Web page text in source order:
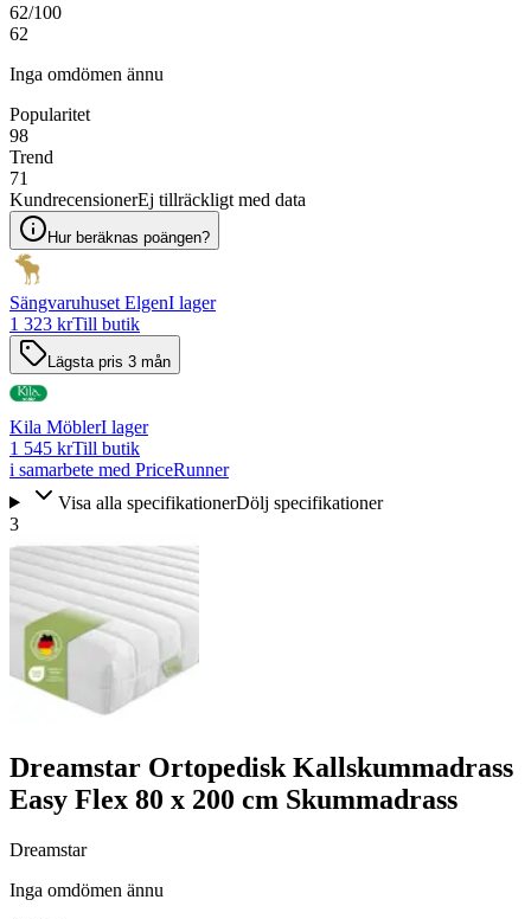
62/100
62
Inga omdömen ännu
Popularitet
98
Trend
71
KundrecensionerEj tillräckligt med data
Hur beräknas poängen?
Sängvaruhuset ElgenI lager
1 323 krTill butik
Lägsta pris 3 mån
Kila MöblerI lager
1 545 krTill butik
i samarbete med PriceRunner
Visa alla specifikationerDölj specifikationer
3
Dreamstar Ortopedisk Kallskummadrass
Easy Flex 80 x 200 cm Skummadrass
Dreamstar
Inga omdömen ännu